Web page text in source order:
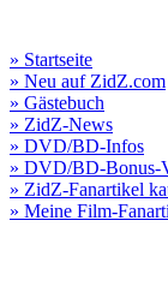
» Startseite
» Neu auf ZidZ.com
» Gästebuch
» ZidZ-News
» DVD/BD-Infos
» DVD/BD-Bonus-
» ZidZ-Fanartikel
» Meine Film-